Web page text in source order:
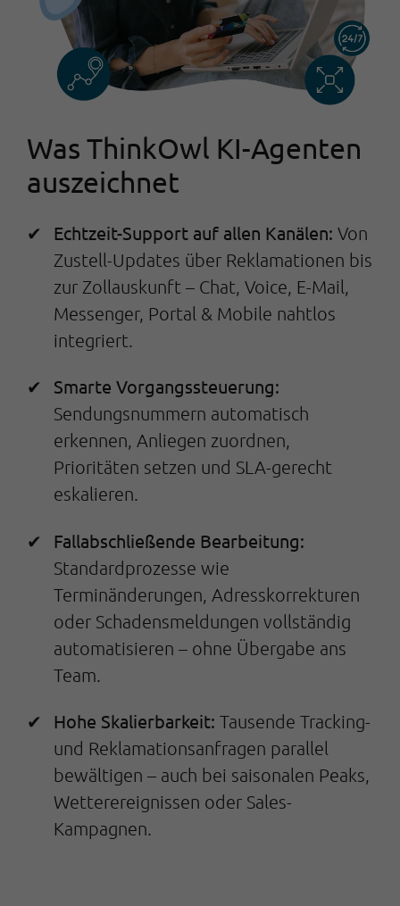
Was ThinkOwl KI-Agenten
auszeichnet
Echtzeit-Support auf allen Kanälen: Von
Zustell-Updates über Reklamationen bis
zur Zollauskunft – Chat, Voice, E-Mail,
Messenger, Portal & Mobile nahtlos
integriert.
Smarte Vorgangssteuerung:
Sendungsnummern automatisch
erkennen, Anliegen zuordnen,
Prioritäten setzen und SLA-gerecht
eskalieren.
Fallabschließende Bearbeitung:
Standardprozesse wie
Terminänderungen, Adresskorrekturen
oder Schadensmeldungen vollständig
automatisieren – ohne Übergabe ans
Team.
Hohe Skalierbarkeit: Tausende Tracking-
und Reklamationsanfragen parallel
bewältigen – auch bei saisonalen Peaks,
Wetterereignissen oder Sales-
Kampagnen.